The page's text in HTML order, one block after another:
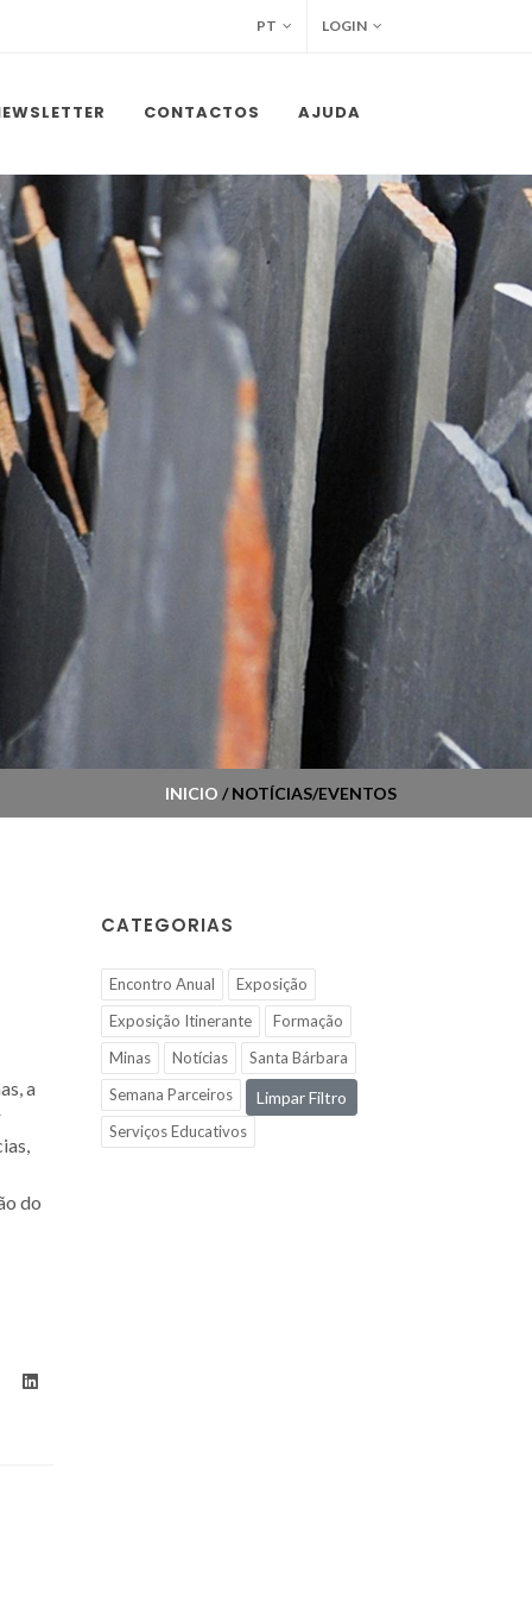
PT LOGIN
CONTACTOS AJUDA
INICIO / NOTÍCIAS/EVENTOS
a
do
CATEGORIAS
Encontro Anual
Exposição
Exposição Itinerante
Formação
Minas
Notícias
Santa Bárbara
Semana Parceiros
Serviços Educativos
Limpar Filtro